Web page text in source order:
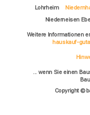
Lohrheim
Niederneisen
Weitere Informationen
hauskauf-
... wenn Sie einen
Copyright ©